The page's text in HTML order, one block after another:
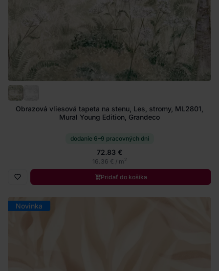
Obrazová vliesová tapeta na stenu, Les, stromy, ML2801,
Mural Young Edition, Grandeco
dodanie 6–9 pracovných dní
72.83 €
16.36 € / m2
Pridať do košíka
Novinka